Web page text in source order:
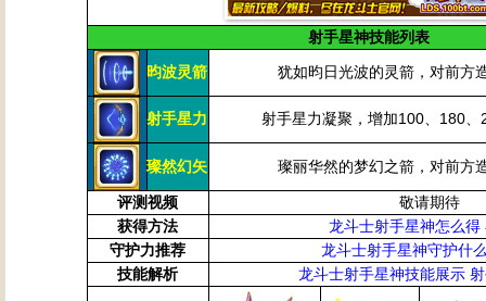
射手星神技能列表
昀波灵箭
犹如昀日光波的灵箭，对前方
射手星力 射手星力凝聚，增加100、180、
璨然幻矢 璨丽华然的梦幻之箭，对前方
评测视频
敬请期待
获得方法
龙斗士射手星神怎么得
守护力推荐
龙斗士射手星神守护什
技能解析
龙斗士射手星神技能展示